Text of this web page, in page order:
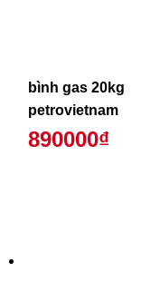
bình gas 20kg
petrovietnam
890000₫